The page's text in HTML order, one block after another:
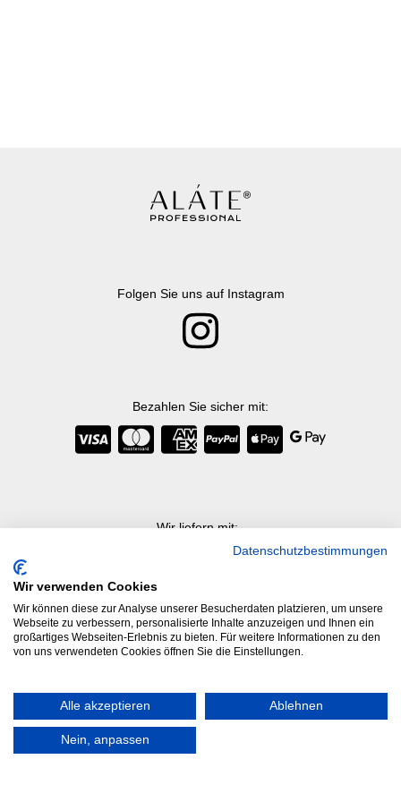
Folgen Sie uns auf Instagram
Bezahlen Sie sicher mit:
Wir liefern mit:
Impressum
Datenschutz
Datenschutzbestimmungen
Wir verwenden Cookies
Wir können diese zur Analyse unserer Besucherdaten platzieren, um unsere
Webseite zu verbessern, personalisierte Inhalte anzuzeigen und Ihnen ein
großartiges Webseiten-Erlebnis zu bieten. Für weitere Informationen zu den
von uns verwendeten Cookies öffnen Sie die Einstellungen.
Alle akzeptieren Ablehnen
Nein, anpassen